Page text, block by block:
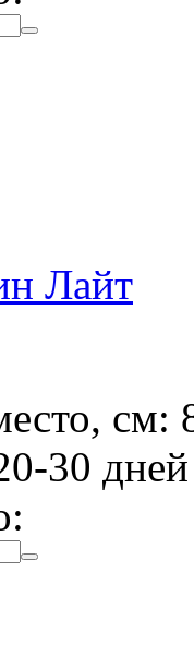
Лайт
см:
30 дней